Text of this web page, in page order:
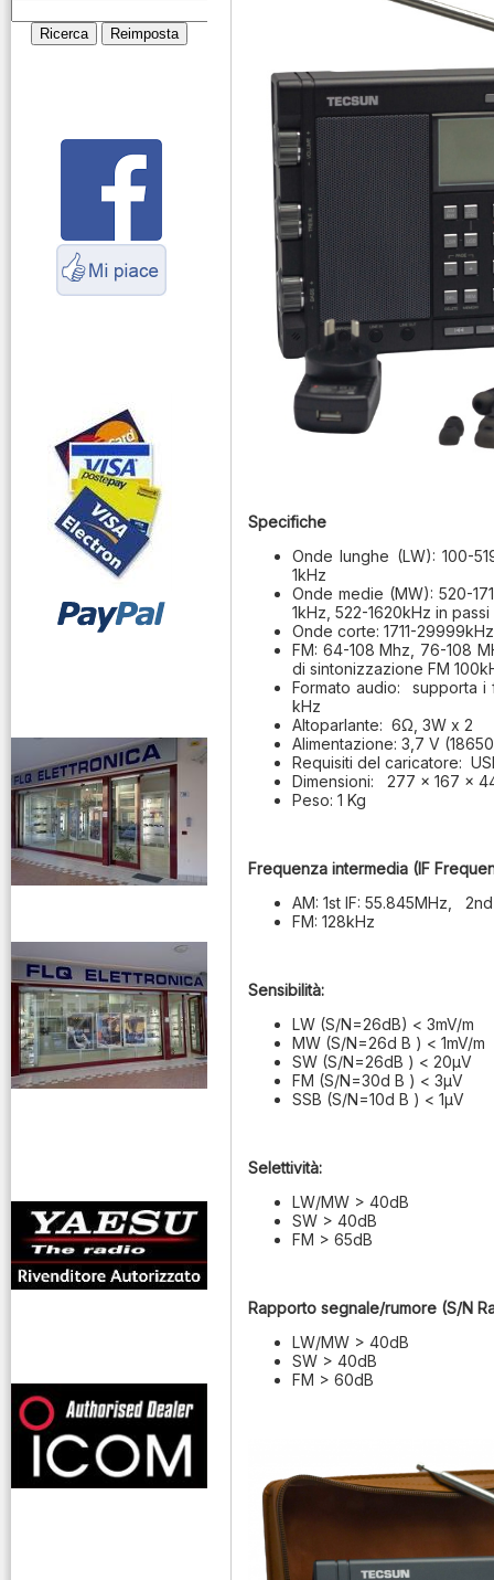
Cosa è l' ADS-B
antenne e cavi
Servizio
Radioelettrico
Specifiche
Onde lunghe (LW): 100-
1kHz
Onde medie (MW): 520-
1kHz, 522-1620kHz in
Onde corte: 1711-
FM: 64-108 Mhz, 76-108
di sintonizzazione FM
Formato audio: supporta i
kHz
Altoparlante: 6Ω, 3W x 2
Alimentazione: 3,7 V
Requisiti del caricatore:
Dimensioni: 277 x 167 x
Peso: 1 Kg
Frequenza intermedia (IF
AM: 1st IF: 55.845MHz,
FM: 128kHz
Sensibilità:
LW (S/N=26dB) < 3mV/m
MW (S/N=26d B ) < 1mV/m
SW (S/N=26dB ) < 20μV
FM (S/N=30d B ) < 3μV
SSB (S/N=10d B ) < 1μV
Selettività:
LW/MW > 40dB
SW > 40dB
FM > 65dB
Rapporto segnale/rumore (S/N
LW/MW > 40dB
SW > 40dB
FM > 60dB